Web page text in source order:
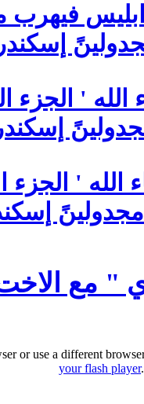
إسكندر 18 مارس 2026
' الجزء
إسكندر 11 فبراير 2026
' الجزء
مجدولينً إسكندر 4 فبراير
" مع
or use a different
your flash player.